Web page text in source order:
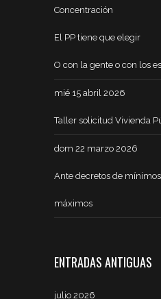
Concentración
El PP tiene que elegir
O con la gente o con los
mié 15 abril 2026
Taller solicitud Vivienda
dom 22 marzo 2026
Ante decretos de
máximos
ENTRADAS ANTIGUAS
julio 2026